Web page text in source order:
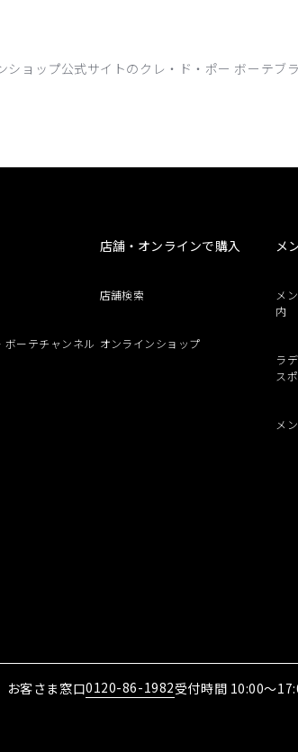
ョップ公式サイトのクレ・ド・ポー ボーテブ
ボーテチャンネル
店舗・オンラインで購入
店舗検索
オンラインショップ
メ
メ
内
ラ
ス
メ
客さま窓口0120-86-1982受付時間 10:00～